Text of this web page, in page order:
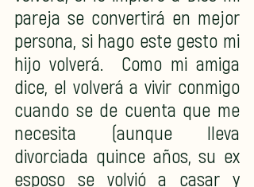
pareja se convertirá en mejor
persona, si hago este gesto mi
hijo volverá.  Como mi amiga
dice, el volverá a vivir conmigo
cuando se de cuenta que me
necesita (aunque lleva
divorciada quince años, su ex
esposo se volvió a casar y